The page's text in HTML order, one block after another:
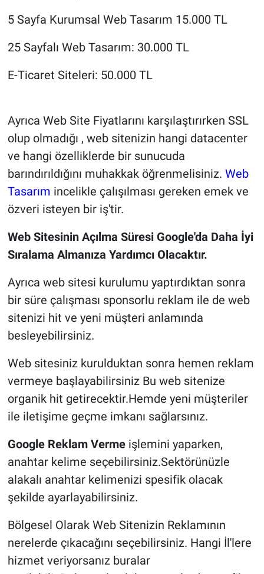
5 Sayfa Kurumsal Web Tasarım 15.000 TL
25 Sayfalı Web Tasarım: 30.000 TL
E-Ticaret Siteleri: 50.000 TL
Ayrıca Web Site Fiyatlarını karşılaştırırken SSL
olup olmadığı , web sitenizin hangi datacenter
ve hangi özelliklerde bir sunucuda
barındırıldığını muhakkak öğrenmelisiniz. Web
Tasarım incelikle çalışılması gereken emek ve
özveri isteyen bir iş'tir.
Web Sitesinin Açılma Süresi Google'da Daha İyi
Sıralama Almanıza Yardımcı Olacaktır.
Ayrıca web sitesi kurulumu yaptırdıktan sonra
bir süre çalışması sponsorlu reklam ile de web
sitenizi hit ve yeni müşteri anlamında
besleyebilirsiniz.
Web sitesiniz kurulduktan sonra hemen reklam
vermeye başlayabilirsiniz Bu web sitenize
organik hit getirecektir.Hemde yeni müşteriler
ile iletişime geçme imkanı sağlarsınız.
Google Reklam Vermeişlemini yaparken,
anahtar kelime seçebilirsiniz.Sektörünüzle
alakalı anahtar kelimenizi spesifik olacak
şekilde ayarlayabilirsiniz.
Bölgesel Olarak Web Sitenizin Reklamının
nerelerde çıkacağını seçebilirsiniz. Hangi İl'lere
hizmet veriyorsanız buralar